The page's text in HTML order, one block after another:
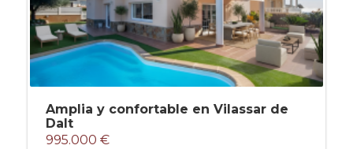
Amplia y confortable en Vilassar de
Dalt
995.000 €